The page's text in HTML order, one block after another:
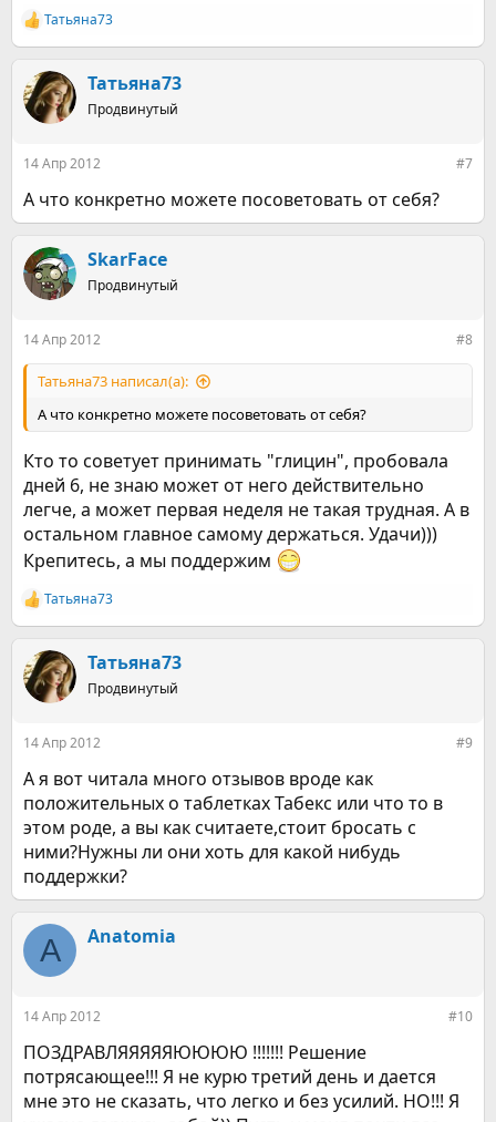
Р
е
к
ц
и
Татьяна73
Татьяна73
Продвинутый
14 Апр 2012 #7
А что конкретно можете посоветовать от себя?
SkarFace
Продвинутый
14 Апр 2012 #8
Татьяна73 написал(а):
А что конкретно можете посоветовать от себя?
Кто то советует принимать "глицин", пробовала
дней 6, не знаю может от него действительно
легче, а может первая неделя не такая трудная. А в
остальном главное самому держаться. Удачи)))
Крепитесь, а мы поддержим
Р
е
к
ц
и
Татьяна73
Татьяна73
Продвинутый
14 Апр 2012 #9
А я вот читала много отзывов вроде как
положительных о таблетках Табекс или что то в
этом роде, а вы как считаете,стоит бросать с
ними?Нужны ли они хоть для какой нибудь
поддержки?
A Anatomia
14 Апр 2012 #10
ПОЗДРАВЛЯЯЯЯЯЮЮЮЮ !!!!!!! Решение
потрясающее!!! Я не курю третий день и дается
мне это не сказать, что легко и без усилий. НО!!! Я